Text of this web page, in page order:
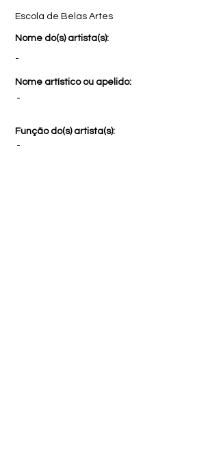
Escola de Belas Artes
Nome do(s) artista(s):
-
Nome artístico ou apelido:
-
Função do(s) artista(s):
-